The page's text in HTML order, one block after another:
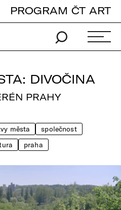
PROGRAM ČT ART
DIVOČINA
PRAHY
města
společnost
praha